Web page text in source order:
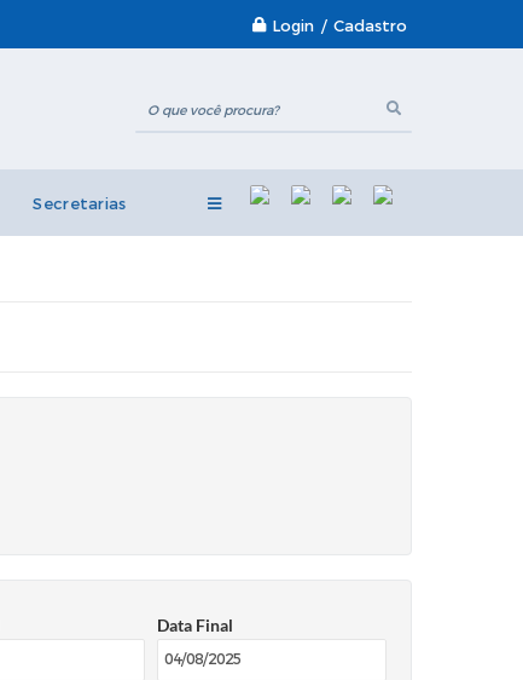
Login / Cadastro
Secretarias
Data Final